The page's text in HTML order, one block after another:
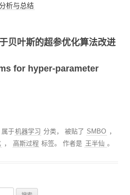
析与总结
贝叶斯的超参优化算法改进
for hyper-parameter
属于机器学习 分类， 被贴了 SMBO ，
， 高斯过程 标签。作者是 王半仙 。